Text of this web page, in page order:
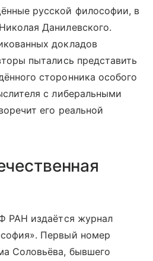
русской философии, в
Данилевского.
докладов
пытались представить
сторонника особого
с либеральными
его реальной
РАН издаётся журнал
Первый номер
Соловьёва, бывшего